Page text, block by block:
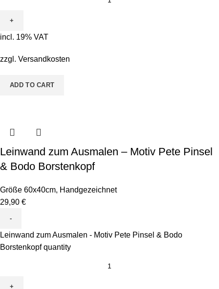
incl. 19% VAT
zzgl. Versandkosten
ADD TO CART
Leinwand zum Ausmalen – Motiv Pete Pinsel
& Bodo Borstenkopf
Größe 60x40cm, Handgezeichnet
29,90 €
Leinwand zum Ausmalen - Motiv Pete Pinsel & Bodo
Borstenkopf quantity